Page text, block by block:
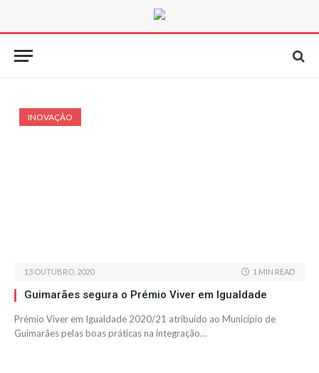
INOVAÇÃO
13 OUTUBRO, 2020 1 MIN READ
Guimarães segura o Prémio Viver em Igualdade
Prémio Viver em Igualdade 2020/21 atribuído ao Município de
Guimarães pelas boas práticas na integração…